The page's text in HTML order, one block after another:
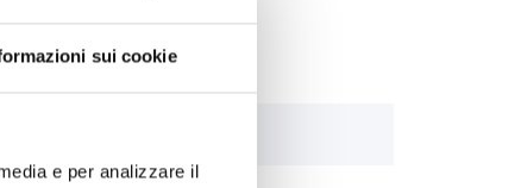
sui cookie
e per analizzare il